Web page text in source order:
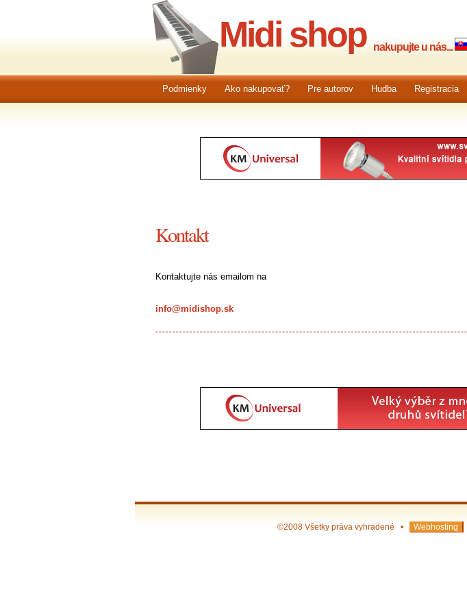
Midi shop nakupujte u nás...
Podmienky Ako nakupovať? Pre autorov Hudba Registracia
Kontakt
Kontaktujte nás emailom na
info@midishop.sk
©2008 Všetky práva vyhradené • Webhosting